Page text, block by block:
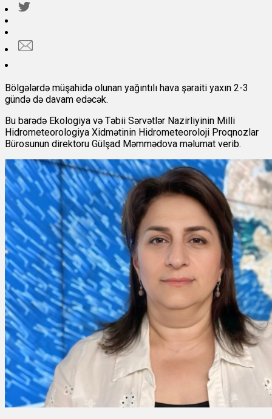
Bölgələrdə müşahidə olunan yağıntılı hava şəraiti yaxın 2-3
gündə də davam edəcək.
Bu barədə Ekologiya və Təbii Sərvətlər Nazirliyinin Milli
Hidrometeorologiya Xidmətinin Hidrometeoroloji Proqnozlar
Bürosunun direktoru Gülşad Məmmədova məlumat verib.